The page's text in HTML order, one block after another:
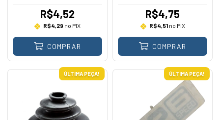
R$4,52
R$4,29 no PIX
COMPRAR
R$4,75
R$4,51no PIX
COMPRAR
ÚLTIMA PEÇA! ÚLTIMA PEÇA!